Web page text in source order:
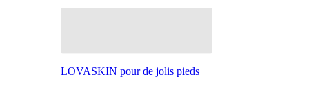
LOVASKIN pour de jolis pieds